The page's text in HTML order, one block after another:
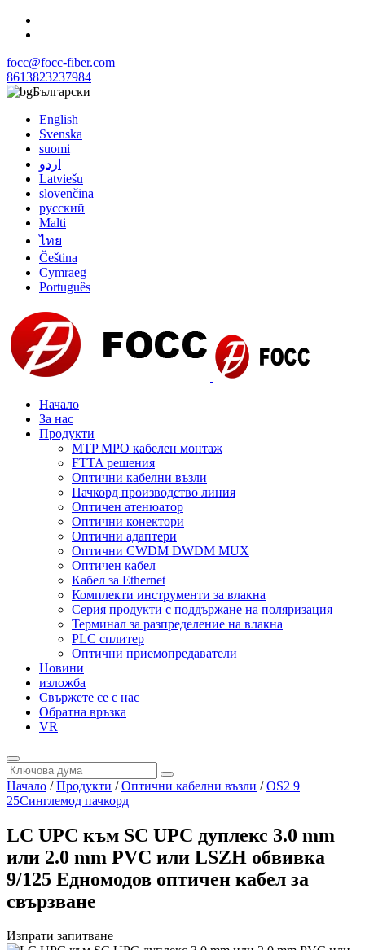
focc@focc-fiber.com
8613823237984
Български
English
Svenska
suomi
اردو
Latviešu
slovenčina
русский
Malti
ไทย
Čeština
Cymraeg
Português
Начало
За нас
Продукти
MTP MPO кабелен монтаж
FTTA решения
Оптични кабелни възли
Пачкорд производство линия
Оптичен атенюатор
Оптични конектори
Оптични адаптери
Оптични CWDM DWDM MUX
Оптичен кабел
Кабел за Ethernet
Комплекти инструменти за влакна
Серия продукти с поддържане на поляризация
Терминал за разпределение на влакна
PLC сплитер
Оптични приемопредаватели
Новини
изложба
Свържете се с нас
Обратна връзка
VR
Начало /Продукти /Оптични кабелни възли /OS2 9
25Синглемод пачкорд
LC UPC към SC UPC дуплекс 3.0 mm
или 2.0 mm PVC или LSZH обвивка
9/125 Едномодов оптичен кабел за
свързване
Изпрати запитване